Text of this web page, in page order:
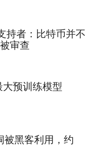
持者：比特币并不
审查
预训练模型
黑客利用，约